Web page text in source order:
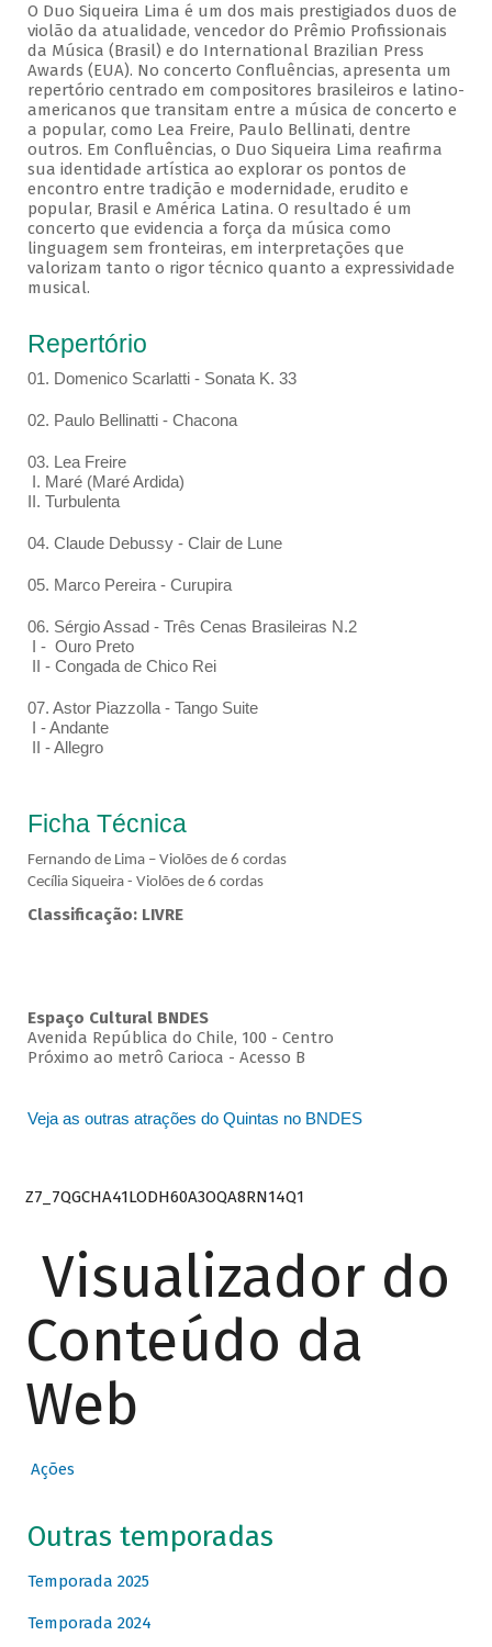
O Duo Siqueira Lima é um dos mais prestigiados duos de
violão da atualidade, vencedor do Prêmio Profissionais
da Música (Brasil) e do International Brazilian Press
Awards (EUA). No concerto Confluências, apresenta um
repertório centrado em compositores brasileiros e latino-
americanos que transitam entre a música de concerto e
a popular, como Lea Freire, Paulo Bellinati, dentre
outros. Em Confluências, o Duo Siqueira Lima reafirma
sua identidade artística ao explorar os pontos de
encontro entre tradição e modernidade, erudito e
popular, Brasil e América Latina. O resultado é um
concerto que evidencia a força da música como
linguagem sem fronteiras, em interpretações que
valorizam tanto o rigor técnico quanto a expressividade
musical.
Repertório
01. Domenico Scarlatti - Sonata K. 33
02. Paulo Bellinatti - Chacona
03. Lea Freire
I. Maré (Maré Ardida)
II. Turbulenta
04. Claude Debussy - Clair de Lune
05. Marco Pereira - Curupira
06. Sérgio Assad - Três Cenas Brasileiras N.2
I - Ouro Preto
II - Congada de Chico Rei
07. Astor Piazzolla - Tango Suite
I - Andante
II - Allegro
Ficha Técnica
Fernando de Lima – Violões de 6 cordas
Cecília Siqueira - Violões de 6 cordas
Classificação: LIVRE
Espaço Cultural BNDES
Avenida República do Chile, 100 - Centro
Próximo ao metrô Carioca - Acesso B
Veja as outras atrações do Quintas no BNDES
Z7_7QGCHA41LODH60A3OQA8RN14Q1
Visualizador do
Conteúdo da
Web
Ações
Outras temporadas
Temporada 2025
Temporada 2024